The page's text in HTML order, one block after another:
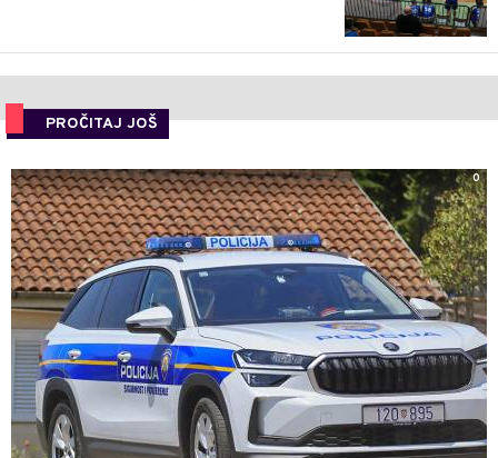
PROČITAJ JOŠ
0